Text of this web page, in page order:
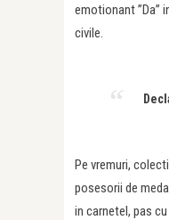
emotionant ”Da”
civile.
Pe vremuri,
posesorii de
in carnetel, pas